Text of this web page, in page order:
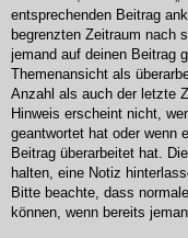
entsprechenden Beitrag
begrenzten Zeitraum nach
jemand auf deinen Beitrag
Themenansicht als
Anzahl als auch der letzte
Hinweis erscheint nicht,
geantwortet hat oder wenn
Beitrag überarbeitet hat.
halten, eine Notiz
Bitte beachte, dass
können, wenn bereits